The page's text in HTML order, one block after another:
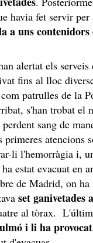
havia fet servir
a uns
alertat els
fins al lloc
patrulles de la
s'han trobat el
sang de
atencions
li l'hemorràgia i,
estat evacuat en
de Madrid, on
set ganivetades
al tòrax.
i li ha